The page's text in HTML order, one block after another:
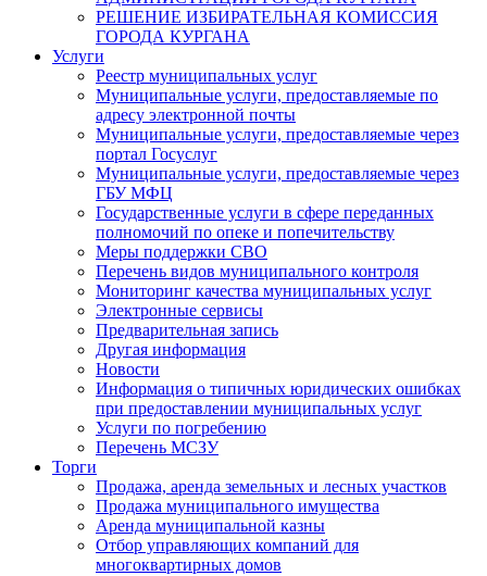
РЕШЕНИЕ ИЗБИРАТЕЛЬНАЯ КОМИССИЯ
ГОРОДА КУРГАНА
Услуги
Реестр муниципальных услуг
Муниципальные услуги, предоставляемые по
адресу электронной почты
Муниципальные услуги, предоставляемые через
портал Госуслуг
Муниципальные услуги, предоставляемые через
ГБУ МФЦ
Государственные услуги в сфере переданных
полномочий по опеке и попечительству
Меры поддержки СВО
Перечень видов муниципального контроля
Мониторинг качества муниципальных услуг
Электронные сервисы
Предварительная запись
Другая информация
Новости
Информация о типичных юридических ошибках
при предоставлении муниципальных услуг
Услуги по погребению
Перечень МСЗУ
Торги
Продажа, аренда земельных и лесных участков
Продажа муниципального имущества
Аренда муниципальной казны
Отбор управляющих компаний для
многоквартирных домов